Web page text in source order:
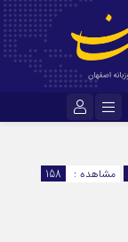
مشاهده :
158